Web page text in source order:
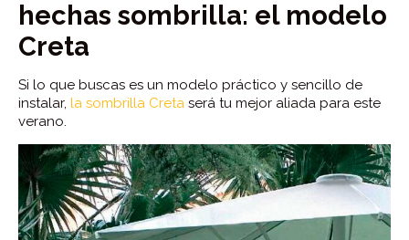
hechas sombrilla: el modelo
Creta
Si lo que buscas es un modelo práctico y sencillo de
instalar, la sombrilla Creta será tu mejor aliada para este
verano.